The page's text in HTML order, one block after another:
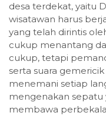
desa terdekat, yaitu
wisatawan harus
yang telah dirintis
cukup menantang
cukup, tetapi
serta suara
menemani setiap
mengenakan sepatu
membawa